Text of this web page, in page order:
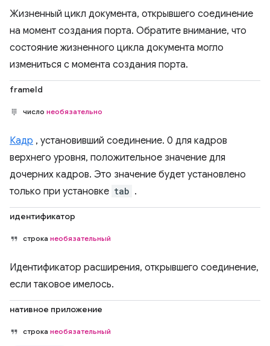
Жизненный цикл документа, открывшего соединение
на момент создания порта. Обратите внимание, что
состояние жизненного цикла документа могло
измениться с момента создания порта.
frameId
число необязательно
Кадр , установивший соединение. 0 для кадров
верхнего уровня, положительное значение для
дочерних кадров. Это значение будет установлено
только при установке tab .
идентификатор
строка необязательный
Идентификатор расширения, открывшего соединение,
если таковое имелось.
нативное приложение
строка необязательный